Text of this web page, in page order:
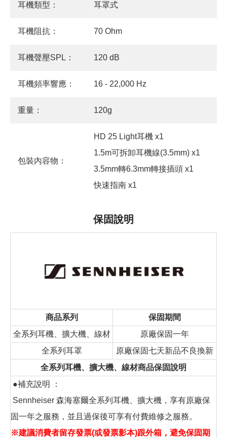
耳機類型： 耳罩式
耳機阻抗： 70 Ohm
耳機聲壓SPL： 120 dB
耳機頻率響應： 16 - 22,000 Hz
重量： 120g
包裝內容物：
HD 25 Light耳機 x1
1.5m可拆卸耳機線(3.5mm) x1
3.5mm轉6.3mm轉接插頭 x1
快速指南 x1
保固說明
商品系列
保固期間
全系列耳機、擴大機、線材
原廠保固一年
全系列耳罩
原廠保固七天新品不良換新
全系列耳機、擴大機、線材商品保固說明
●補充說明 ：
Sennheiser 森海塞爾全系列耳機、擴大機，享有原廠保
固一年之服務，並且過保後可享有付費維修之服務。
※建議消費者留存發票(或發票影本)跟外箱，避免保固期